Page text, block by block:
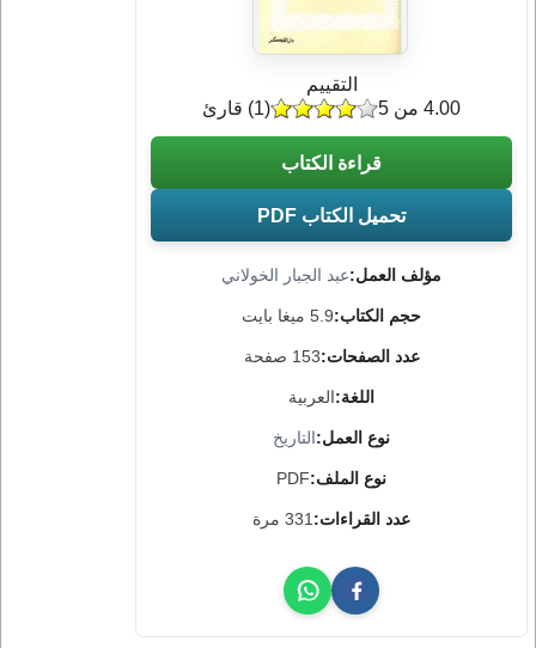
مؤلف العمل:عبد الجبار الخولاني
حجم الكتاب:5.9 ميغا بايت
عدد الصفحات:153 صفحة
اللغة:العربية
نوع العمل:التاريخ
نوع الملف:PDF
عدد القراءات: 331 مرة
التقييم
(
1) قارئ 4.00 من 5
قراءة الكتاب
تحميل الكتاب PDF